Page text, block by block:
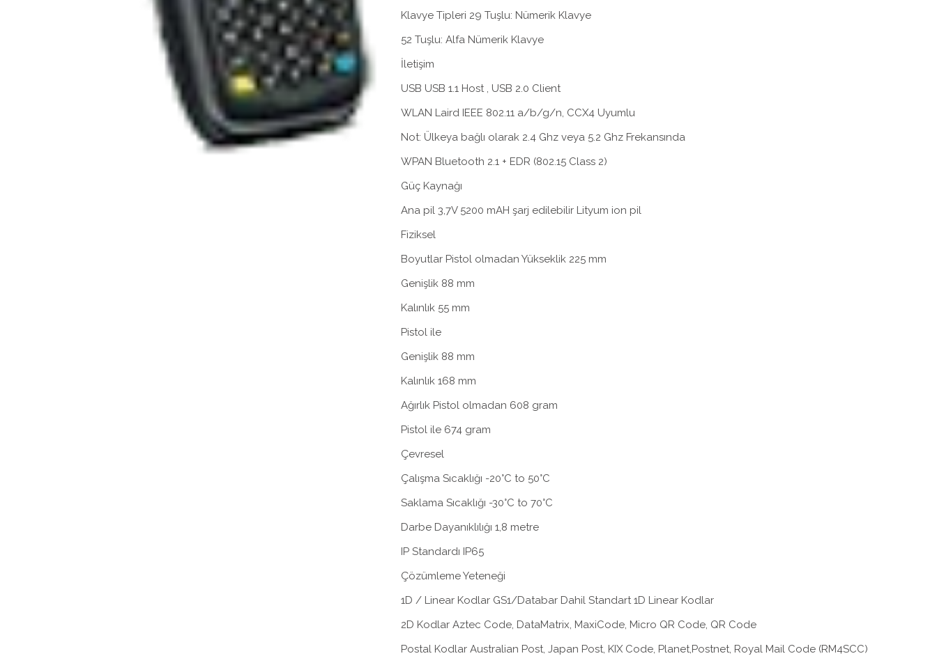
Klavye Tipleri 29 Tuşlu: Nümerik Klavye
52 Tuşlu: Alfa Nümerik Klavye
İletişim
USB USB 1.1 Host , USB 2.0 Client
WLAN Laird IEEE 802.11 a/b/g/n, CCX4 Uyumlu
Not: Ülkeya bağlı olarak 2.4 Ghz veya 5.2 Ghz Frekansında
WPAN Bluetooth 2.1 + EDR (802.15 Class 2)
Güç Kaynağı
Ana pil 3,7V 5200 mAH şarj edilebilir Lityum ion pil
Fiziksel
Boyutlar Pistol olmadan Yükseklik 225 mm
Genişlik 88 mm
Kalınlık 55 mm
Pistol ile
Genişlik 88 mm
Kalınlık 168 mm
Ağırlık Pistol olmadan 608 gram
Pistol ile 674 gram
Çevresel
Çalışma Sıcaklığı -20°C to 50°C
Saklama Sıcaklığı -30°C to 70°C
Darbe Dayanıklılığı 1,8 metre
IP Standardı IP65
Çözümleme Yeteneği
1D / Linear Kodlar GS1/Databar Dahil Standart 1D Linear Kodlar
2D Kodlar Aztec Code, DataMatrix, MaxiCode, Micro QR Code, QR Code
Postal Kodlar Australian Post, Japan Post, KIX Code, Planet,Postnet, Royal Mail Code (RM4SCC)